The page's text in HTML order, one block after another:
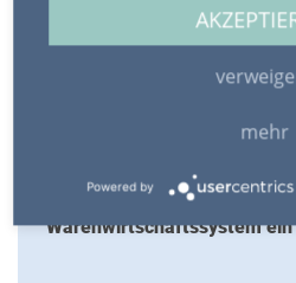
INVENTUR-
Finanzbuchhaltung (für
Für nicht so umfangreiche
Softwareunterstützung durch
Warenwirtschaftssystem
mehr
Powered by